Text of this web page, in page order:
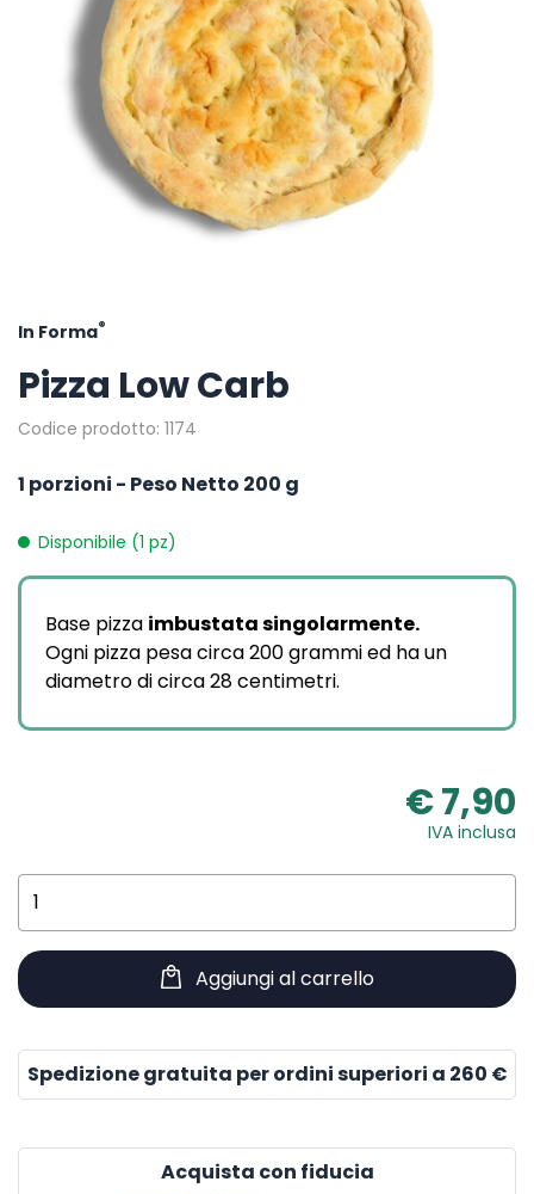
In Forma®
Pizza Low Carb
Codice prodotto: 1174
1 porzioni - Peso Netto 200 g
Disponibile (1 pz)
Base pizza imbustata singolarmente.
Ogni pizza pesa circa 200 grammi ed ha un
diametro di circa 28 centimetri.
€ 7,90
IVA inclusa
Aggiungi al carrello
Spedizione gratuita per ordini superiori a 260 €
Acquista con fiducia